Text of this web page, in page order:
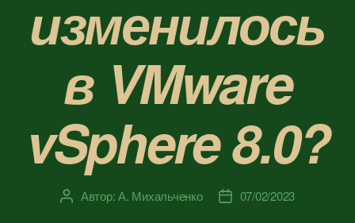
изменилось
в VMware
vSphere 8.0?
АвторАвтор:А. Михальченко
Дата07/02/2023